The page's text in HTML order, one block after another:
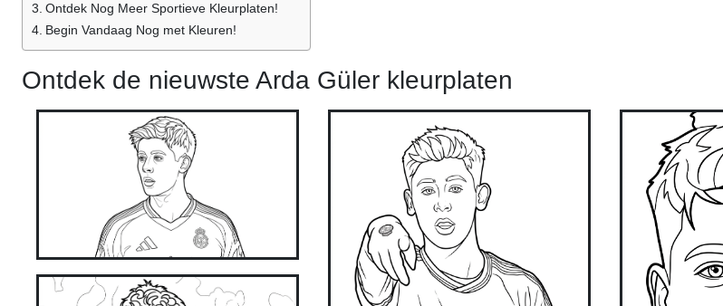
Ontdek Nog Meer Sportieve Kleurplaten!
Begin Vandaag Nog met Kleuren!
Ontdek de nieuwste Arda Güler kleurplaten